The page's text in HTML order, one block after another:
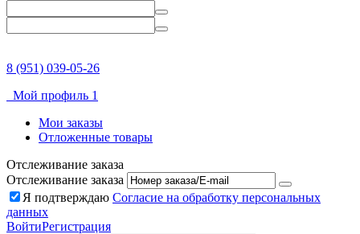
8 (951) 039-05-26
Мой профиль 1
Мои заказы
Отложенные товары
Отслеживание заказа
Отслеживание заказа
Я подтверждаю Согласие на обработку персональных
данных
ВойтиРегистрация